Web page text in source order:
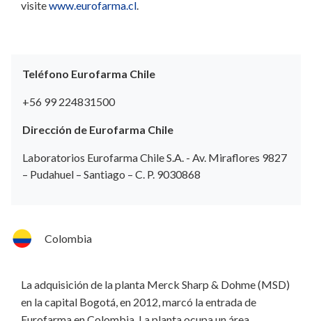
visitewww.eurofarma.cl.
Teléfono Eurofarma Chile
+56 99 224831500
Dirección de Eurofarma Chile
Laboratorios Eurofarma Chile S.A. - Av. Miraflores 9827
– Pudahuel – Santiago – C. P. 9030868
Colombia
La adquisición de la planta Merck Sharp & Dohme (MSD)
en la capital Bogotá, en 2012, marcó la entrada de